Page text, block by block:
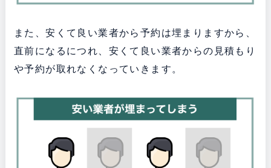
また、安くて良い業者から予約は埋まりますから、
直前になるにつれ、安くて良い業者からの見積もり
や予約が取れなくなっていきます。